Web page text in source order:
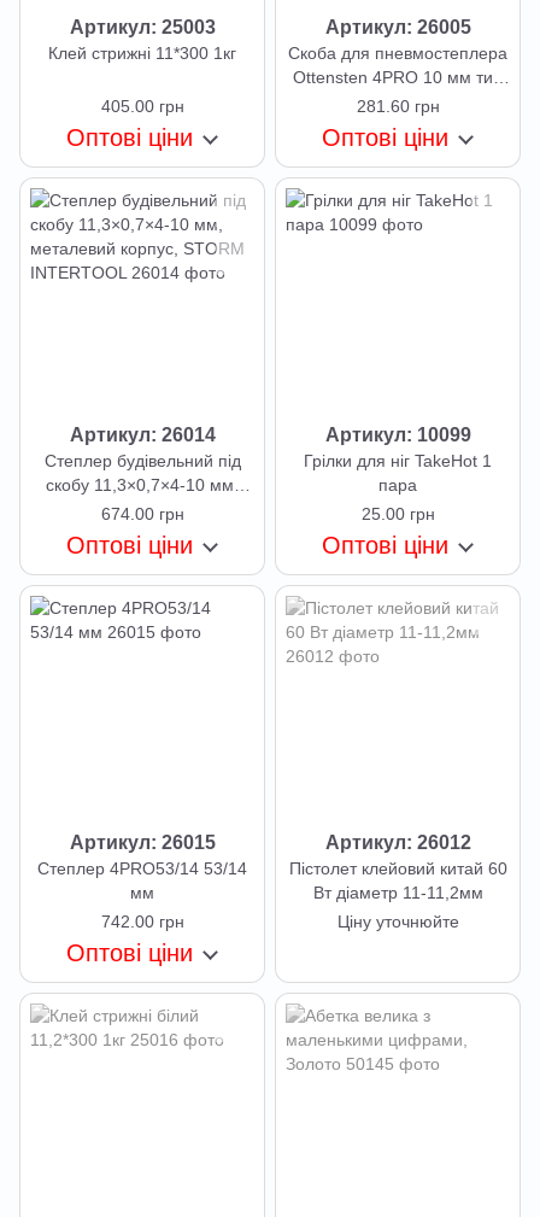
Артикул: 25003
Клей стрижні 11*300 1кг
405.00 грн
Оптові ціни
Артикул: 26005
Скоба для пневмостеплера
Ottensten 4PRO 10 мм тип
80 10000 шт в уп
281.60 грн
Оптові ціни
Артикул: 26014
Степлер будівельний під
скобу 11,3×0,7×4-10 мм,
металевий корпус, STORM
INTERTOOL
674.00 грн
Оптові ціни
Артикул: 10099
Грілки для ніг TakeHot 1
пара
25.00 грн
Оптові ціни
Артикул: 26015
Степлер 4PRO53/14 53/14
мм
742.00 грн
Оптові ціни
Артикул: 26012
Пістолет клейовий китай 60
Вт діаметр 11-11,2мм
Ціну уточнюйте